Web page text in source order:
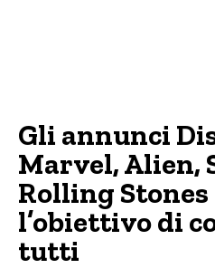
Gli annunci
Marvel, Alien,
Rolling Stones
l’obiettivo di
tutti